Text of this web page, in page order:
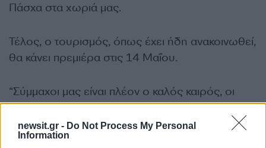
newsit.gr - Do Not Process My Personal
Information
Πάσχα στα χωριά μας.
Τέλος, ο τουρισμός, όπως έχει ήδη ανακοινωθεί,
θα κάνει πρεμιέρα στις 14 Μαΐου.
“Σύμμαχοι μας είναι πλέον ο καλός καιρός, οι
εμβολιασμοί και τα ατομικά οικιακά τεστ”
δηλώνουν κυβερνητικές πηγές, παραπέμποντας
σε έρευνες των Πανεπιστημίων Yale και Harvard